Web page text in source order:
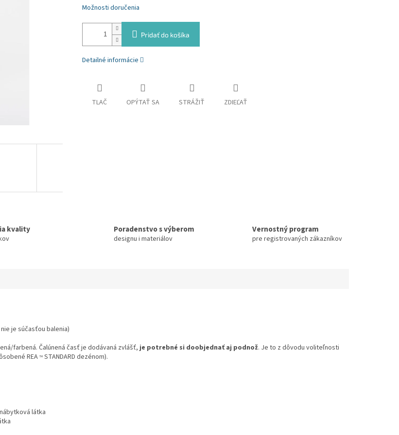
Možnosti doručenia
Pridať do košíka
Detailné informácie
TLAČ OPÝTAŤ SA STRÁŽIŤ ZDIEĽAŤ
kvality Poradenstvo s výberom
designu i materiálov
Vernostný program
pre registrovaných zákazníkov
je súčasťou balenia)
farbená. Čalúnená časť je dodávaná zvlášť,je potrebné si doobjednať aj podnož. Je to z dôvodu voliteľnosti
REA TM STANDARD dezénom).
látka